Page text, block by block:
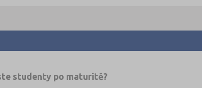
studenty po maturitě?